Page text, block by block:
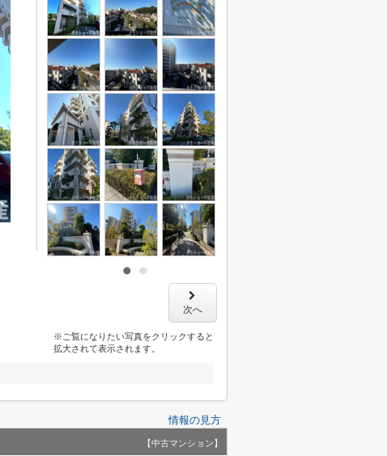
次へ
※ご覧になりたい写真をクリックすると
拡大されて表示されます。
情報の見方
【中古マンション】